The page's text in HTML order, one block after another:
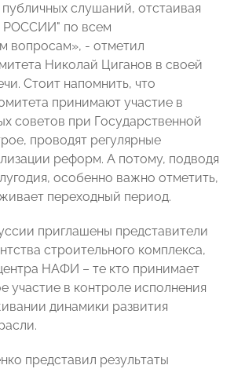
слушаний, отстаивая
по всем
вопросам», - отметил
Николай Циганов в своей
Стоит напомнить, что
принимают участие в
советов при Государственной
проводят регулярные
реформ. А потому, подводя
особенно важно отметить,
переходный период.
приглашены представители
строительного комплекса,
НАФИ – те кто принимает
участие в контроле исполнения
динамики развития
представил результаты